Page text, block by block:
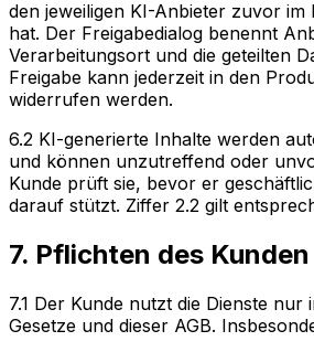
den jeweiligen KI-Anbieter zuvor
hat. Der Freigabedialog benennt
Verarbeitungsort und die geteilten
Freigabe kann jederzeit in den
widerrufen werden.
6.2 KI-generierte Inhalte werden
und können unzutreffend oder
Kunde prüft sie, bevor er
darauf stützt. Ziffer 2.2 gilt
7. Pflichten des Kunden
7.1 Der Kunde nutzt die Dienste nur
Gesetze und dieser AGB.